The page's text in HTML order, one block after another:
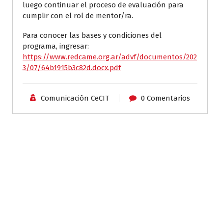
luego continuar el proceso de evaluación para
cumplir con el rol de mentor/ra.
Para conocer las bases y condiciones del
programa, ingresar:
https://www.redcame.org.ar/advf/documentos/202
3/07/64b1915b3c82d.docx.pdf
Comunicación CeCIT 0 Comentarios